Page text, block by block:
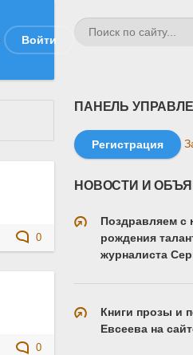
Войти
0
0
ПАНЕЛЬ
Регистрация
НОВОСТИ И
Поздравляем
рождения
журналиста
Книги прозы и
Евсеева на